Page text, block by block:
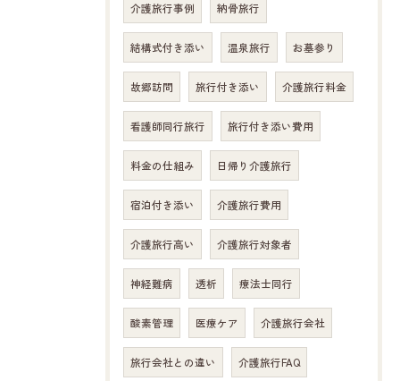
介護旅行事例 納骨旅行
結構式付き添い 温泉旅行 お墓参り
故郷訪問 旅行付き添い 介護旅行料金
看護師同行旅行 旅行付き添い費用
料金の仕組み 日帰り介護旅行
宿泊付き添い 介護旅行費用
介護旅行高い 介護旅行対象者
神経難病 透析 療法士同行
酸素管理 医療ケア 介護旅行会社
旅行会社との違い 介護旅行FAQ